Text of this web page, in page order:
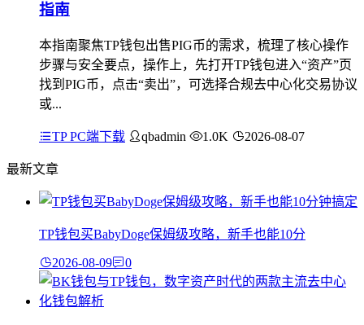
指南
本指南聚焦TP钱包出售PIG币的需求，梳理了核心操作
步骤与安全要点，操作上，先打开TP钱包进入“资产”页
找到PIG币，点击“卖出”，可选择合规去中心化交易协议
或...
TP PC端下载 qbadmin 1.0K 2026-08-07
最新文章
TP钱包买BabyDoge保姆级攻略，新手也能10分
2026-08-09 0